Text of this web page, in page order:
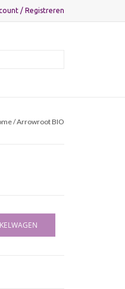
/ Registreren
/ Arrowroot BIO